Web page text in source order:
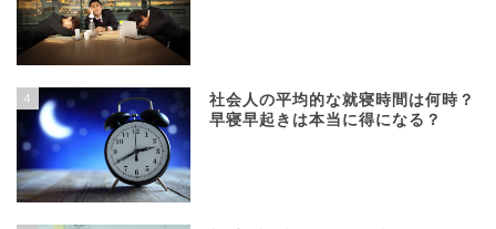
4
社会人の平均的な就寝時間は何時？
早寝早起きは本当に得になる？